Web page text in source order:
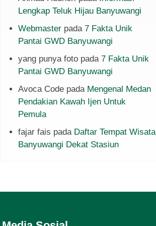
Lengkap Teluk Hijau Banyuwangi
Webmasterpada 7 Fakta Unik
Pantai GWD Banyuwangi
yang punya fotopada 7 Fakta Unik
Pantai GWD Banyuwangi
Avoca Codepada Mengenal Medan
Pendakian Kawah Ijen Untuk
Pemula
fajar fais pada Daftar Tempat Wisata
Banyuwangi Dekat Stasiun